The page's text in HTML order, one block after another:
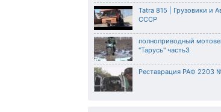
Tatra 815 | Грузовики и
СССР
полноприводный
"Тарусь" часть3
Реставрация РАФ 2203